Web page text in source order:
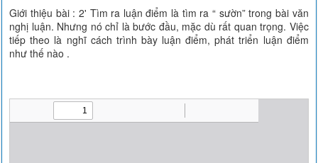
Giới thiệu bài : 2' Tìm ra luận điểm là tìm ra “ sườn” trong bài văn
nghị luận. Nhưng nó chỉ là bước đầu, mặc dù rất quan trọng. Việc
tiếp theo là nghĩ cách trình bày luận điểm, phát triển luận điểm
như thế nào .